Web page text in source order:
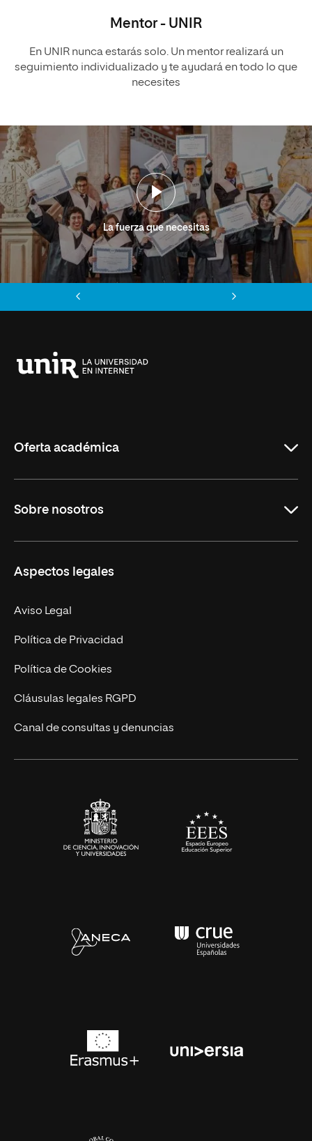
Mentor - UNIR
En UNIR nunca estarás solo. Un mentor realizará un
seguimiento individualizado y te ayudará en todo lo que
necesites
La fuerza que necesitas
Oferta académica
Másteres Oficiales
Doctorados
Experto Universitario
Postgrados
Cursos Universitarios
Sobre nosotros
Facultades
Nuestro Equipo
Trabaja en UNIR
Actualidad
UNIR Revista
Eventos
Aspectos legales
Aviso Legal
Política de Privacidad
Política de Cookies
Cláusulas legales RGPD
Canal de consultas y denuncias